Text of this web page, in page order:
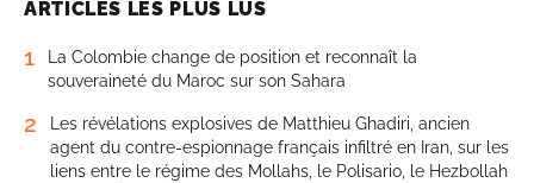
ARTICLES LES PLUS LUS
1
La Colombie change de position et reconnaît la
souveraineté du Maroc sur son Sahara
2
Les révélations explosives de Matthieu Ghadiri, ancien
agent du contre-espionnage français infiltré en Iran, sur les
liens entre le régime des Mollahs, le Polisario, le Hezbollah